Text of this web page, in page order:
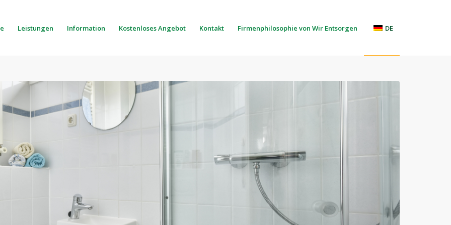
Leistungen Information Kostenloses Angebot Kontakt Firmenphilosophie von Wir Entsorgen DE